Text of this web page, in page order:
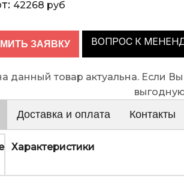
42268 руб
ВОПРОС К
данный товар актуальна. Если
Доставка и оплата Контакты
Характеристики